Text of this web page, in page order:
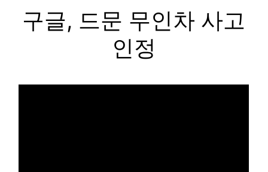
구글, 드문 무인차 사고
인정